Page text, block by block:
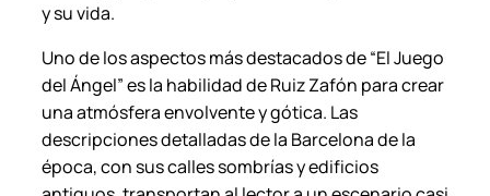
y su vida.
Uno de los aspectos más destacados de “El Juego
del Ángel” es la habilidad de Ruiz Zafón para crear
una atmósfera envolvente y gótica. Las
descripciones detalladas de la Barcelona de la
época, con sus calles sombrías y edificios